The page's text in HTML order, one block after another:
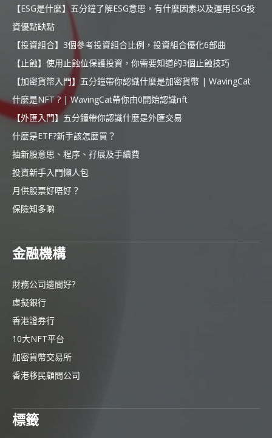
【ESG是什麼】五分鐘了解ESG意思，有什麼因素以及運用ESG投
資優點缺點
【投資組合】3個參考投資組合比例，投資組合優化6部曲
【止蝕】使用止蝕位保護投資，你需要知道的3個止蝕技巧
【加密貨幣入門】五分鐘帶你認識什麼是加密貨幣 | WavingCat
什麼是NFT ? | WavingCat帶你由0開始認識nft
【外匯入門】五分鐘帶你認識什麼是外匯交易
什麼是ETF?新手該怎麼買？
抽新股意思、程序、孖展及手續費
投資新手入門懶人包
月供股票好唔好？
保險知多啲
金融機構
財務公司邊間好?
虛擬銀行
香港證券行
10大NFT平台
加密貨幣交易所
香港移民顧問公司
標籤